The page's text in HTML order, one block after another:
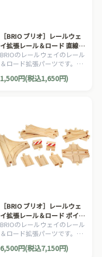
［BRIO ブリオ］レールウェ
イ拡張レール＆ロード 直線レ
ール54mm
BRIOのレールウェイのレール
＆ロード拡張パーツです。直
線レール54mm 4本セットで
す。
1,500円(税込1,650円)
［BRIO ブリオ］レールウェ
イ拡張レール＆ロード ポイン
トレール拡張セット
BRIOのレールウェイのレール
＆ロード拡張パーツです。レ
ールを拡張するのに便利なポ
イントレールのセット。11ピ
6,500円(税込7,150円)